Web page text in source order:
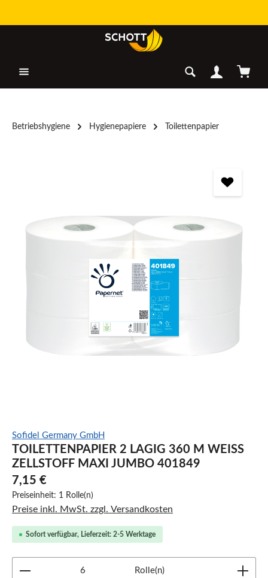
Betriebshygiene Hygienepapiere Toilettenpapier
Sofidel Germany GmbH
TOILETTENPAPIER 2 LAGIG 360 M WEISS Z
ELLSTOFF MAXI JUMBO 401849
7,15 €
Preiseinheit: 1 Rolle(n)
Preise inkl. MwSt. zzgl. Versandkosten
Sofort verfügbar, Lieferzeit: 2-5 Werktage
Produkt Anzahl: Gib den gewünschten Wert ein
Rolle(n)